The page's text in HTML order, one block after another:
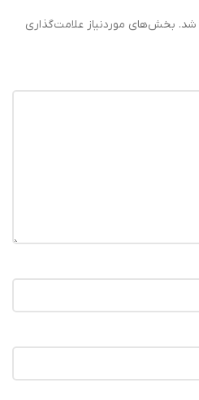
شد. بخش‌های موردنیاز علامت‌گذاری